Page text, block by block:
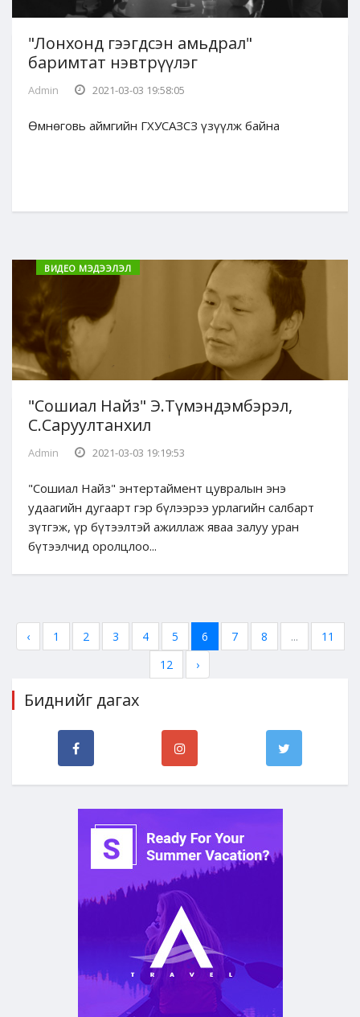
"Лонхонд гээгдсэн амьдрал"
баримтат нэвтрүүлэг
Admin 2021-03-03 19:58:05
Өмнөговь аймгийн ГХУСАЗСЗ үзүүлж байна
ВИДЕО МЭДЭЭЛЭЛ
"Сошиал Найз" Э.Түмэндэмбэрэл,
С.Саруултанхил
Admin 2021-03-03 19:19:53
"Сошиал Найз" энтертаймент цувралын энэ
удаагийн дугаарт гэр бүлээрээ урлагийн салбарт
зүтгэж, үр бүтээлтэй ажиллаж яваа залуу уран
бүтээлчид оролцлоо...
‹ 1 2 3 4 5 6 7 8 ...
11
12
›
Биднийг дагах